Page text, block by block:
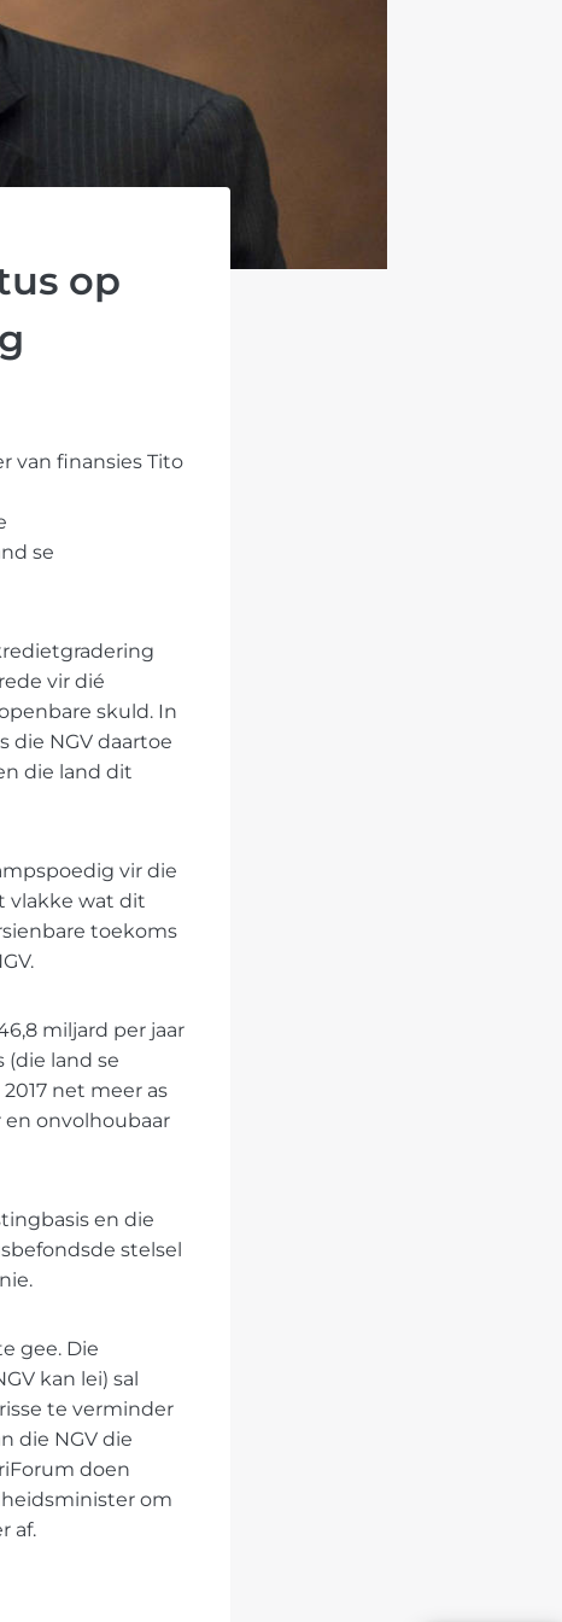
op
van finansies Tito
se
vir dié
skuld. In
die NGV daartoe
die land dit
vir die
vlakke wat dit
toekoms
miljard per jaar
land se
net meer as
en onvolhoubaar
en die
stelsel
gee. Die
kan lei) sal
te verminder
die NGV die
doen
om
af.